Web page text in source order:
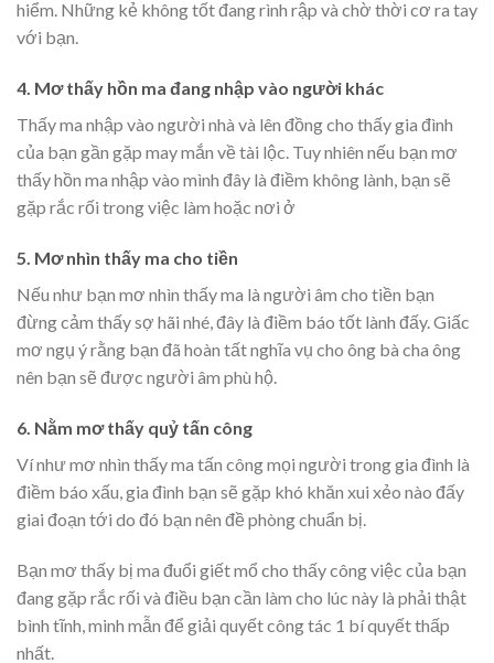
hiểm. Những kẻ không tốt đang rình rập và chờ thời cơ ra tay
với bạn.
4. Mơ thấy hồn ma đang nhập vào người khác
Thấy ma nhập vào người nhà và lên đồng cho thấy gia đình
của bạn gần gặp may mắn về tài lộc. Tuy nhiên nếu bạn mơ
thấy hồn ma nhập vào mình đây là điềm không lành, bạn sẽ
gặp rắc rối trong việc làm hoặc nơi ở
5. Mơ nhìn thấy ma cho tiền
Nếu như bạn mơ nhìn thấy ma là người âm cho tiền bạn
đừng cảm thấy sợ hãi nhé, đây là điềm báo tốt lành đấy. Giấc
mơ ngụ ý rằng bạn đã hoàn tất nghĩa vụ cho ông bà cha ông
nên bạn sẽ được người âm phù hộ.
6. Nằm mơ thấy quỷ tấn công
Ví như mơ nhìn thấy ma tấn công mọi người trong gia đình là
điềm báo xấu, gia đình bạn sẽ gặp khó khăn xui xẻo nào đấy
giai đoạn tới do đó bạn nên đề phòng chuẩn bị.
Bạn mơ thấy bị ma đuổi giết mổ cho thấy công việc của bạn
đang gặp rắc rối và điều bạn cần làm cho lúc này là phải thật
bình tĩnh, minh mẫn để giải quyết công tác 1 bí quyết thấp
nhất.